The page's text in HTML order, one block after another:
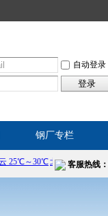
自动登录
登录
钢厂专栏
客服热线：